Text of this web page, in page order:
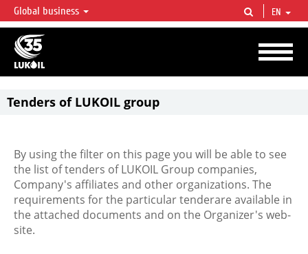
LUKOIL OVERVIEW
LUKOIL is one of the largest oil & gas vertical integrated companies in the world
accounting for over 2% of crude production and circa 1% of proved hydrocarbon
reserves globally.
Global business EN
Tenders of LUKOIL group
By using the filter on this page you will be able to see
the list of tenders of LUKOIL Group companies,
Company's affiliates and other organizations. The
requirements for the particular tenderare available in
the attached documents and on the Organizer's web-
site.